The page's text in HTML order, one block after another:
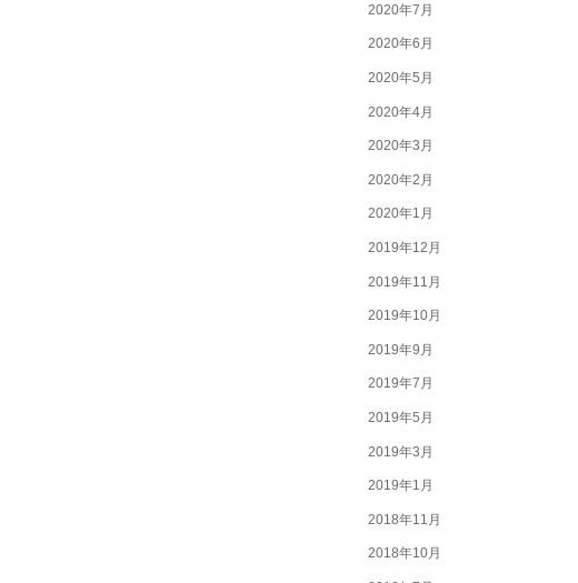
2020年7月
2020年6月
2020年5月
2020年4月
2020年3月
2020年2月
2020年1月
2019年12月
2019年11月
2019年10月
2019年9月
2019年7月
2019年5月
2019年3月
2019年1月
2018年11月
2018年10月